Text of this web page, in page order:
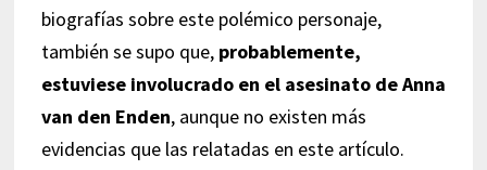
biografías sobre este polémico personaje,
también se supo que, probablemente,
estuviese involucrado en el asesinato de Anna
van den Enden, aunque no existen más
evidencias que las relatadas en este artículo.